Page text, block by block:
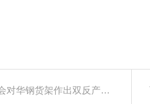
上一篇：美国国际贸易委员会对华钢货架作出双反产业损害终裁